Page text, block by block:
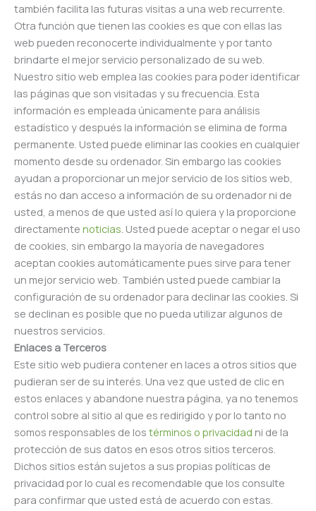
también facilita las futuras visitas a una web recurrente.
Otra función que tienen las cookies es que con ellas las
web pueden reconocerte individualmente y por tanto
brindarte el mejor servicio personalizado de su web.
Nuestro sitio web emplea las cookies para poder identificar
las páginas que son visitadas y su frecuencia. Esta
información es empleada únicamente para análisis
estadístico y después la información se elimina de forma
permanente. Usted puede eliminar las cookies en cualquier
momento desde su ordenador. Sin embargo las cookies
ayudan a proporcionar un mejor servicio de los sitios web,
estás no dan acceso a información de su ordenador ni de
usted, a menos de que usted así lo quiera y la proporcione
directamente noticias. Usted puede aceptar o negar el uso
de cookies, sin embargo la mayoría de navegadores
aceptan cookies automáticamente pues sirve para tener
un mejor servicio web. También usted puede cambiar la
configuración de su ordenador para declinar las cookies. Si
se declinan es posible que no pueda utilizar algunos de
nuestros servicios.
Enlaces a Terceros
Este sitio web pudiera contener en laces a otros sitios que
pudieran ser de su interés. Una vez que usted de clic en
estos enlaces y abandone nuestra página, ya no tenemos
control sobre al sitio al que es redirigido y por lo tanto no
somos responsables de los términos o privacidad ni de la
protección de sus datos en esos otros sitios terceros.
Dichos sitios están sujetos a sus propias políticas de
privacidad por lo cual es recomendable que los consulte
para confirmar que usted está de acuerdo con estas.